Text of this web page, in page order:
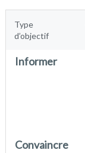
Type
d’objectif
Informer
Convaincre